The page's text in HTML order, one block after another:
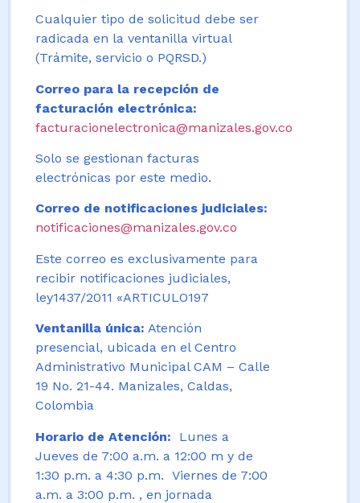
Cualquier tipo de solicitud debe ser
radicada en la ventanilla virtual
(Trámite, servicio o PQRSD.)
Correo para la recepción de
facturación electrónica:
facturacionelectronica@manizales.gov.co
Solo se gestionan facturas
electrónicas por este medio.
Correo de notificaciones judiciales:
notificaciones@manizales.gov.co
Este correo es exclusivamente para
recibir notificaciones judiciales,
ley1437/2011 «ARTICULO197
Ventanilla única: Atención
presencial, ubicada en el Centro
Administrativo Municipal CAM – Calle
19 No. 21-44. Manizales, Caldas,
Colombia
Horario de Atención:
Lunes a
Jueves de 7:00 a.m. a 12:00 m y de
1:30 p.m. a 4:30 p.m. Viernes de 7:00
a.m. a 3:00 p.m. , en jornada